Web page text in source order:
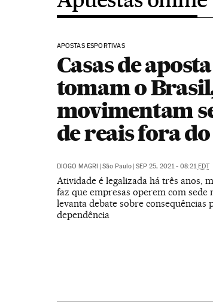
APOSTAS ESPORTIVAS
Casas de
tomam o
movimentam
de reais fora
DIOGO MAGRI | São Paulo | SEP 25, 2021 - 08:21EDT
Atividade é legalizada há três anos,
faz que empresas operem com sede
levanta debate sobre consequências
dependência